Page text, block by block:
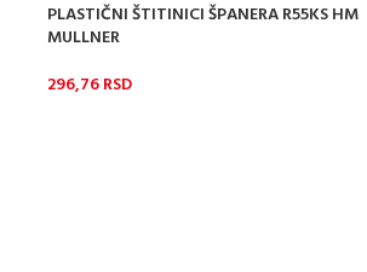
PLASTIČNI ŠTITINICI ŠPANERA R55KS HM
MULLNER
296,76RSD